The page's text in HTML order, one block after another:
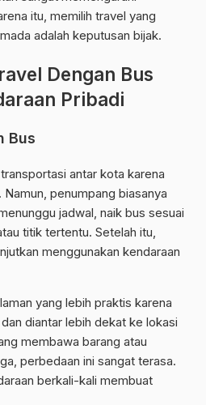
itu, memilih travel yang
adalah keputusan bijak.
Dengan Bus
Pribadi
Bus
antar kota karena
penumpang biasanya
jadwal, naik bus sesuai
titik tertentu. Setelah itu,
menggunakan kendaraan
yang lebih praktis karena
diantar lebih dekat ke lokasi
membawa barang atau
perbedaan ini sangat terasa.
berkali-kali membuat